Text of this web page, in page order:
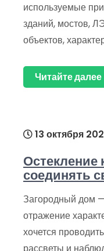
используемые
зданий, мостов,
объектов,
Читайте далее
13 октября
Остекление
соединять
Загородный дом
отражение
хочется